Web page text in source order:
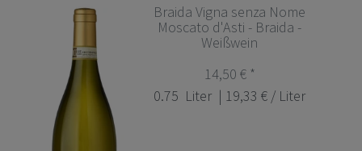
Braida Vigna senza Nome
Moscato d'Asti - Braida -
Weißwein
14,50 € *
0.75 Liter | 19,33 € / Liter